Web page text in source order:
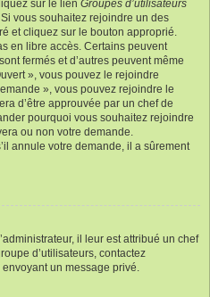
sur le lien Groupes d’utilisateurs
vous souhaitez rejoindre un des
et cliquez sur le bouton approprié.
en libre accès. Certains peuvent
fermés et d’autres peuvent même
», vous pouvez le rejoindre
», vous pouvez rejoindre le
d’être approuvée par un chef de
pourquoi vous souhaitez rejoindre
ou non votre demande.
annule votre demande, il a sûrement
il leur est attribué un chef
d’utilisateurs, contactez
un message privé.